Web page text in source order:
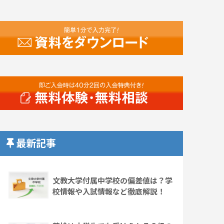
最新記事
文教大学付属中学校の偏差値は？学
校情報や入試情報など徹底解説！